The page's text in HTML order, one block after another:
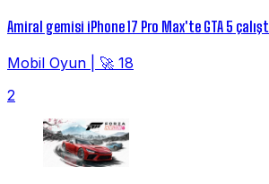
Amiral gemisi iPhone 17 Pro Max'te GTA 5
Mobil Oyun
🚀 18
2